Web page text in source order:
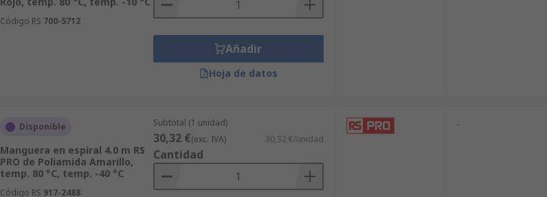
Código RS 700-5712
Añadir
Hoja de datos
Disponible
Manguera en espiral 4.0 m RS
PRO de Poliamida Amarillo,
temp. 80 °C, temp. -40 °C
Código RS 917-2488
Subtotal (1 unidad)
30,32 €(exc. IVA) 30,32 €/unidad
Cantidad
-